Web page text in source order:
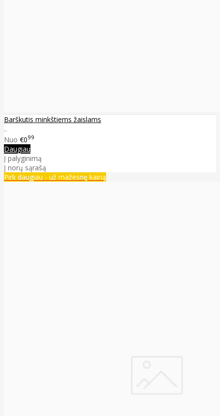
Barškutis minkštiems žaislams
..
Nuo €099
Daugiau
Į palyginimą
Į norų sąrašą
Pirk daugiau - už mažesnę kainą